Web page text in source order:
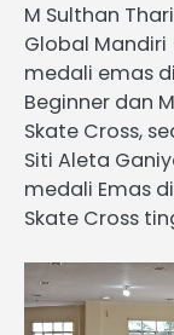
M Sulthan
Global
medali emas
Beginner dan
Skate Cross,
Siti Aleta
medali Emas
Skate Cross